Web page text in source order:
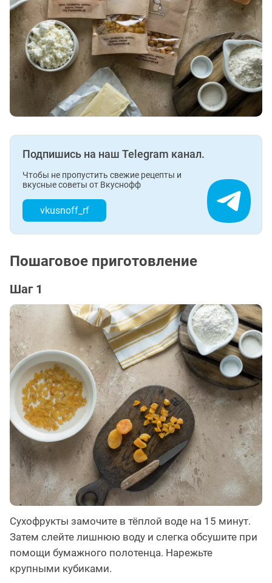
Подпишись на наш Telegram канал.
Чтобы не пропустить свежие рецепты и
вкусные советы от Вкуснофф
vkusnoff_rf
Пошаговое приготовление
Шаг 1
Сухофрукты замочите в тёплой воде на 15 минут.
Затем слейте лишнюю воду и слегка обсушите при
помощи бумажного полотенца. Нарежьте
крупными кубиками.